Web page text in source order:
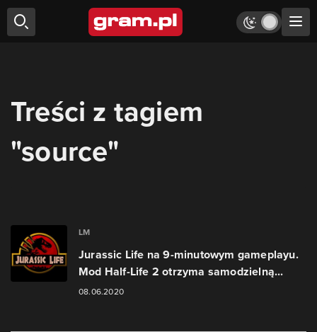
Treści z tagiem
"source"
LM
Jurassic Life na 9-minutowym gameplayu.
Mod Half-Life 2 otrzyma samodzielną...
08.06.2020